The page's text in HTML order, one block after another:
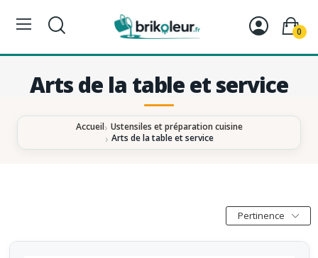
0
Arts de la table et service
Accueil Ustensiles et préparation cuisine
Arts de la table et service
Pertinence